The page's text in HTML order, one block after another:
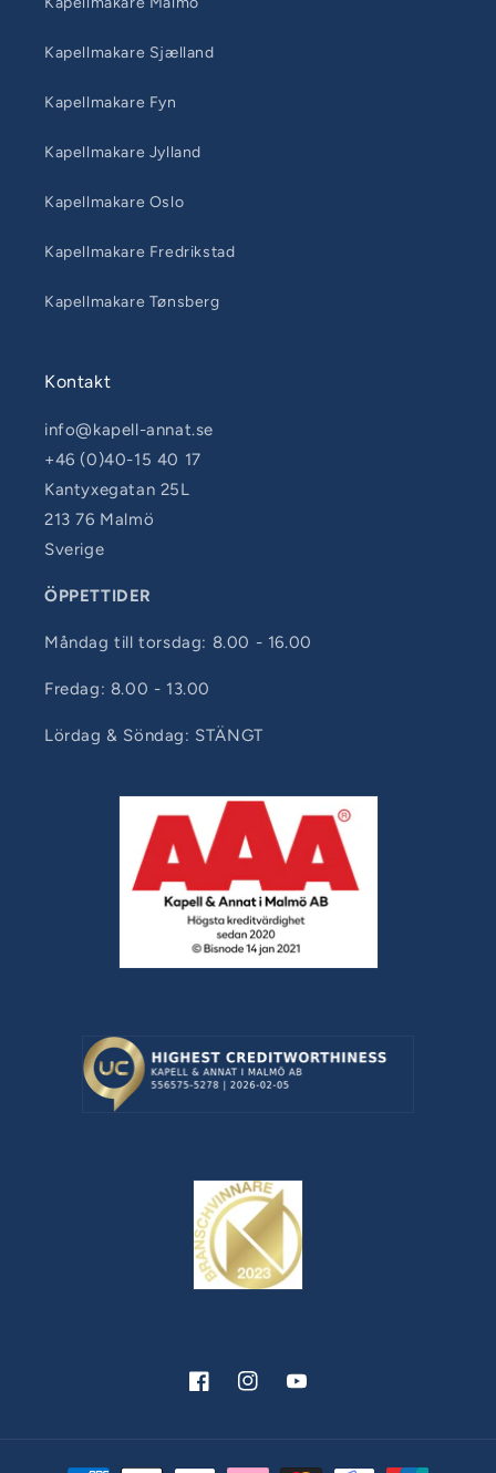
Kapellmakare Sjælland
Kapellmakare Fyn
Kapellmakare Jylland
Kapellmakare Oslo
Kapellmakare Fredrikstad
Kapellmakare Tønsberg
Kontakt
info@kapell-annat.se
+46 (0)40-15 40 17
Kantyxegatan 25L
213 76 Malmö
Sverige
ÖPPETTIDER
Måndag till torsdag: 8.00 - 16.00
Fredag: 8.00 - 13.00
Lördag & Söndag: STÄNGT
FacebookInstagramYouTube